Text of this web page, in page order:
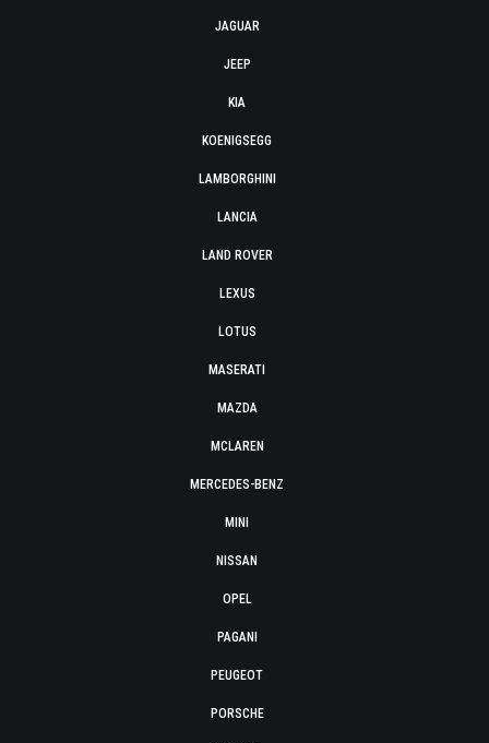
JAGUAR
JEEP
KIA
KOENIGSEGG
LAMBORGHINI
LANCIA
LAND ROVER
LEXUS
LOTUS
MASERATI
MAZDA
MCLAREN
MERCEDES-BENZ
MINI
NISSAN
OPEL
PAGANI
PEUGEOT
PORSCHE